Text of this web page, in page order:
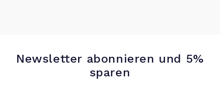
Newsletter abonnieren und 5%
sparen